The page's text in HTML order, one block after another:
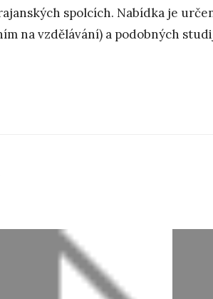
spolcích. Nabídka je
na vzdělávání) a podobných